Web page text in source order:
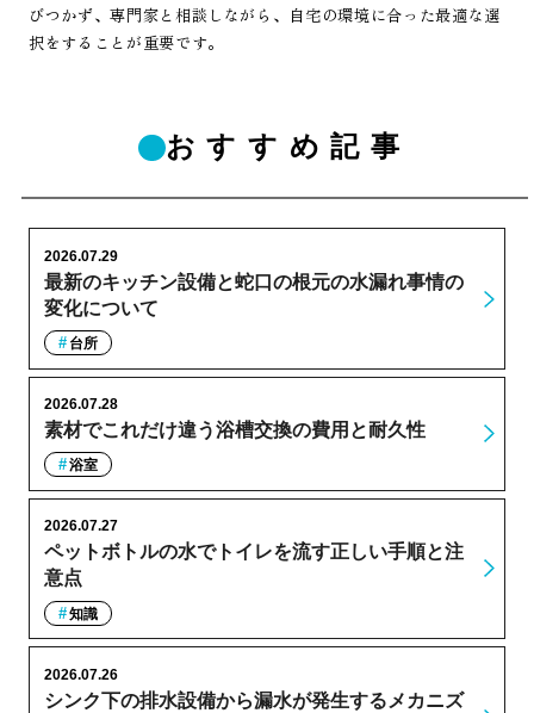
びつかず、専門家と相談しながら、自宅の環境に合った最適な選
択をすることが重要です。
おすすめ記事
最新のキッチン設備と蛇口の根元の水漏れ事情の
変化について
2026.07.29
台所
素材でこれだけ違う浴槽交換の費用と耐久性
2026.07.28
浴室
ペットボトルの水でトイレを流す正しい手順と注
意点
2026.07.27
知識
シンク下の排水設備から漏水が発生するメカニズ
2026.07.26